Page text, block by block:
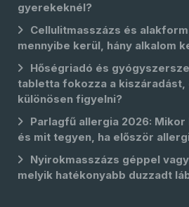
gyerekeknél?
Cellulitmasszázs és
mennyibe kerül, hány alkalom
Hőségriadó és
tabletta fokozza a kiszáradást,
különösen figyelni?
Parlagfű allergia 2026:
és mit tegyen, ha először
Nyirokmasszázs géppel
melyik hatékonyabb duzzadt